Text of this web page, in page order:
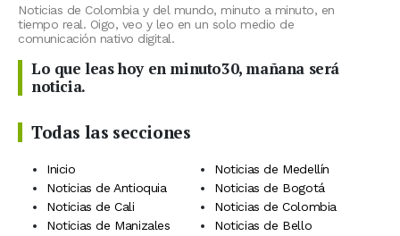
Noticias de Colombia y del mundo, minuto a minuto, en
tiempo real. Oigo, veo y leo en un solo medio de
comunicación nativo digital.
Lo que leas hoy en minuto30, mañana será
noticia.
Todas las secciones
Inicio
Noticias de Medellín
Noticias de Antioquia
Noticias de Bogotá
Noticias de Cali
Noticias de Colombia
Noticias de Manizales
Noticias de Bello